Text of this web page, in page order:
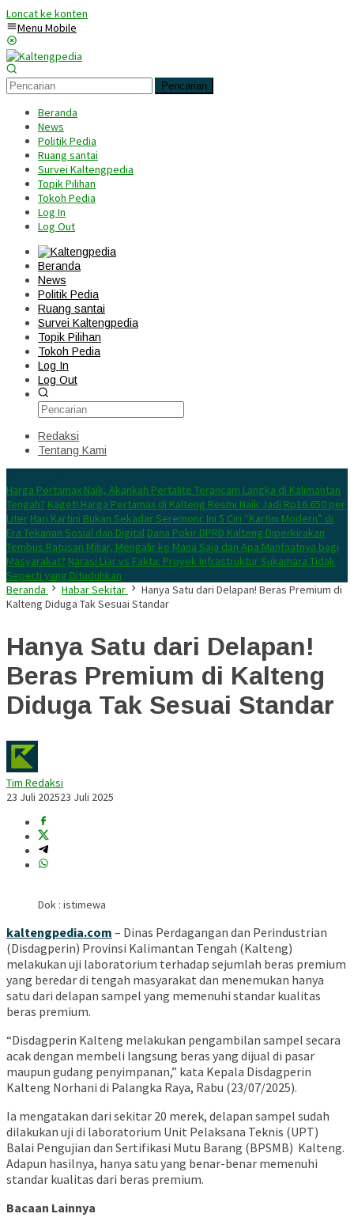
Loncat ke konten
Menu Mobile
Pencarian
Beranda
News
Politik Pedia
Ruang santai
Survei Kaltengpedia
Topik Pilihan
Tokoh Pedia
Log In
Log Out
Beranda
News
Politik Pedia
Ruang santai
Survei Kaltengpedia
Topik Pilihan
Tokoh Pedia
Log In
Log Out
Redaksi
Tentang Kami
Harga Pertamax Naik, Akankah Pertalite Terancam Langka di Kalimantan
Tengah? Kaget! Harga Pertamax di Kalteng Resmi Naik Jadi Rp16.650 per
Liter Hari Kartini Bukan Sekadar Seremoni: Ini 5 Ciri “Kartini Modern” di
Era Tekanan Sosial dan Digital Dana Pokir DPRD Kalteng Diperkirakan
Tembus Ratusan Miliar, Mengalir ke Mana Saja dan Apa Manfaatnya bagi
Masyarakat? Narasi Liar vs Fakta: Proyek Infrastruktur Sukamara Tidak
Seperti yang Dituduhkan
Beranda
Habar Sekitar
Hanya Satu dari Delapan! Beras Premium di
Kalteng Diduga Tak Sesuai Standar
Hanya Satu dari Delapan!
Beras Premium di Kalteng
Diduga Tak Sesuai Standar
Tim Redaksi
23 Juli 202523 Juli 2025
Dok : istimewa
kaltengpedia.com – Dinas Perdagangan dan Perindustrian
(Disdagperin) Provinsi Kalimantan Tengah (Kalteng)
melakukan uji laboratorium terhadap sejumlah beras premium
yang beredar di tengah masyarakat dan menemukan hanya
satu dari delapan sampel yang memenuhi standar kualitas
beras premium.
“Disdagperin Kalteng melakukan pengambilan sampel secara
acak dengan membeli langsung beras yang dijual di pasar
maupun gudang penyimpanan,” kata Kepala Disdagperin
Kalteng Norhani di Palangka Raya, Rabu (23/07/2025).
Ia mengatakan dari sekitar 20 merek, delapan sampel sudah
dilakukan uji di laboratorium Unit Pelaksana Teknis (UPT)
Balai Pengujian dan Sertifikasi Mutu Barang (BPSMB) Kalteng.
Adapun hasilnya, hanya satu yang benar-benar memenuhi
standar kualitas dari beras premium.
Bacaan Lainnya